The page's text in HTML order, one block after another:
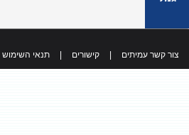
צור קשר עמיתים קישורים תנאי השימוש